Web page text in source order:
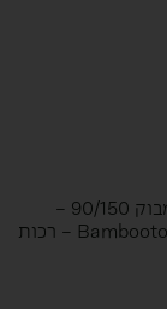
מגבת גוף במבוק 90/150 –
סדרת Bambootowels – רכות